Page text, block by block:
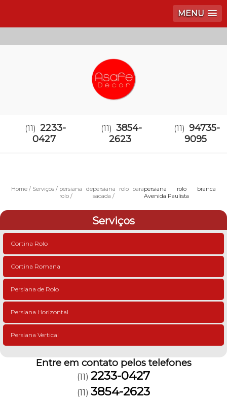
MENU
(11) 2233-
0427
(11) 3854-
2623
(11) 94735-
9095
Home Serviços
persiana de
rolo
persiana rolo para
sacada
persiana rolo branca
Avenida Paulista
Serviços
Cortina Rolo
Cortina Romana
Persiana de Rolo
Persiana Horizontal
Persiana Vertical
Entre em contato pelos telefones
(11) 2233-0427
(11) 3854-2623